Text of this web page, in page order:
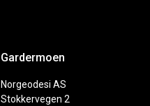
Gardermoen
Norgeodesi AS
Stokkervegen 2